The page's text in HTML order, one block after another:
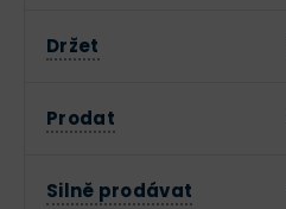
Držet
Prodat
Silně prodávat